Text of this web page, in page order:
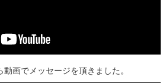
画でメッセージを頂きました。